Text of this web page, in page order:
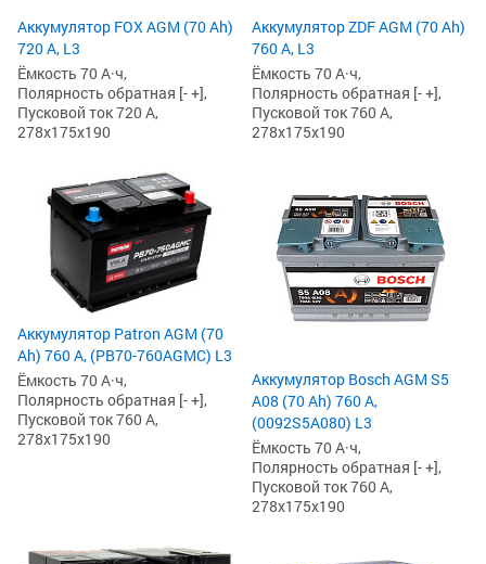
Аккумулятор FOX AGM (70 Ah)
720 А, L3
Ёмкость 70 А·ч,
Полярность обратная [- +],
Пусковой ток 720 А,
278x175x190
Аккумулятор ZDF AGM (70 Ah)
760 А, L3
Ёмкость 70 А·ч,
Полярность обратная [- +],
Пусковой ток 760 А,
278x175x190
Аккумулятор Patron AGM (70
Ah) 760 А, (PB70-760AGMC) L3
Ёмкость 70 А·ч,
Полярность обратная [- +],
Пусковой ток 760 А,
278x175x190
Аккумулятор Bosch AGM S5
A08 (70 Ah) 760 А,
(0092S5A080) L3
Ёмкость 70 А·ч,
Полярность обратная [- +],
Пусковой ток 760 А,
278x175x190